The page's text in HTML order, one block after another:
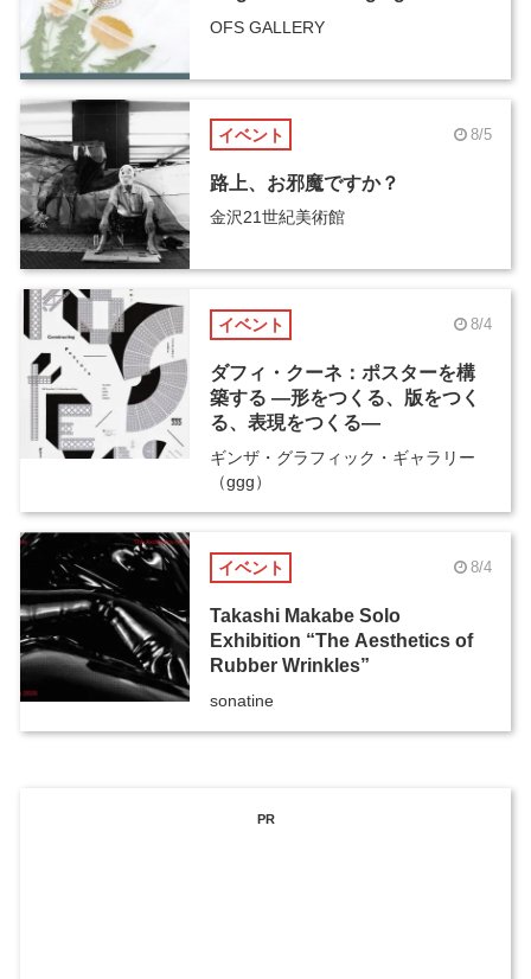
OFS GALLERY
イベント 8/5
路上、お邪魔ですか？
金沢21世紀美術館
イベント 8/4
ダフィ・クーネ：ポスターを構
築する ―形をつくる、版をつく
る、表現をつくる―
ギンザ・グラフィック・ギャラリー
（ggg）
イベント 8/4
Takashi Makabe Solo
Exhibition “The Aesthetics of
Rubber Wrinkles”
sonatine
PR